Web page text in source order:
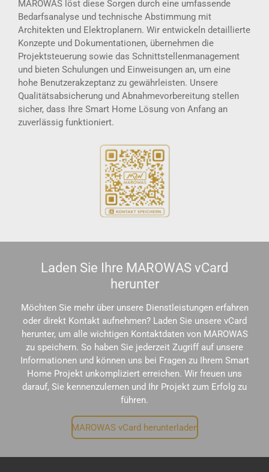
MAROWAS löst diese Sorgen durch eine umfassende
Bedarfsanalyse und technische Abstimmung mit
Architekten und Elektroplanern. Wir entwickeln detaillierte
Konzepte und Dokumentationen, übernehmen die
Projektsteuerung sowie das Schnittstellenmanagement
und bieten Schulungen und Einweisungen an, um eine
hohe Benutzerakzeptanz zu gewährleisten. Unsere
Qualitätsabsicherung und Abnahmevorbereitung stellen
sicher, dass Ihre Smart Home Lösung von Anfang an
zuverlässig funktioniert.
Laden Sie Ihre MAROWAS vCard
herunter
Möchten Sie mehr über unsere Dienstleistungen erfahren
oder direkt Kontakt aufnehmen? Laden Sie unsere vCard
herunter, um alle wichtigen Kontaktdaten von MAROWAS
zu speichern. So haben Sie jederzeit Zugriff auf unsere
Informationen und können uns bei Fragen zu Ihrem Smart
Home Projekt unkompliziert erreichen. Wir freuen uns
darauf, Sie kennenzulernen und Ihr Projekt zum Erfolg zu
führen.
MAROWAS vCard herunterladen